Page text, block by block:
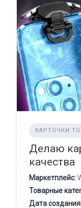
КАРТОЧКИ
Делаю
качества
Маркетплейс:
Товарные
Дата создания